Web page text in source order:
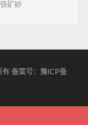
矿砂
备案号： 豫ICP备